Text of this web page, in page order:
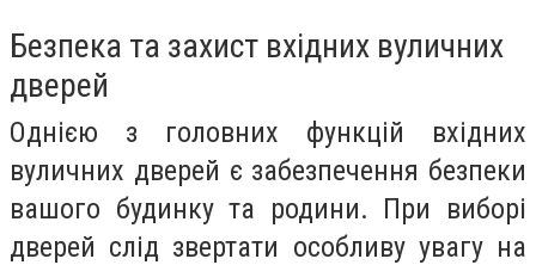
Безпека та захист вхідних вуличних
дверей
Однією з головних функцій вхідних
вуличних дверей є забезпечення безпеки
вашого будинку та родини. При виборі
дверей слід звертати особливу увагу на